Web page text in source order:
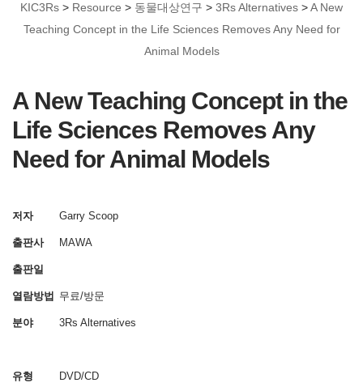
KIC3Rs > Resource > 동물대상연구 > 3Rs Alternatives >A New
Teaching Concept in the Life Sciences Removes Any Need for
Animal Models
A New Teaching Concept in the
Life Sciences Removes Any
Need for Animal Models
저자 Garry Scoop
출판사 MAWA
출판일
열람방법 무료/방문
분야 3Rs Alternatives
유형 DVD/CD